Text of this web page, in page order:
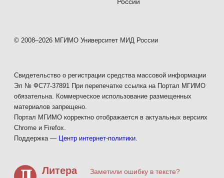
© 2008–2026 МГИМО Университет МИД России
Свидетельство о регистрации средства массовой информации
Эл № ФС77-37891 При перепечатке ссылка на Портал МГИМО
обязательна. Коммерческое использование размещенных
материалов запрещено.
Портал МГИМО корректно отображается в актуальных версиях
Chrome и Firefox.
Поддержка — Центр интернет-политики.
Литера
Заметили ошибку в тексте?